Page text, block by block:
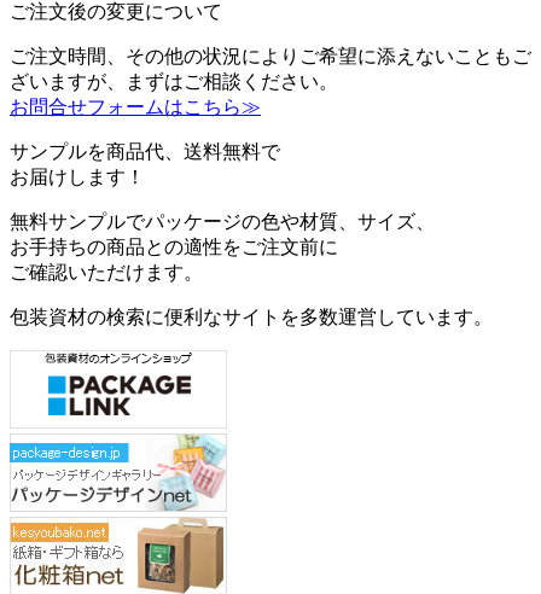
ご注文後の変更について
ご注文時間、その他の状況によりご希望に添えないこともご
ざいますが、まずはご相談ください。
お問合せフォームはこちら≫
サンプルを商品代、送料無料で
お届けします！
無料サンプルでパッケージの色や材質、サイズ、
お手持ちの商品との適性をご注文前に
ご確認いただけます。
包装資材の検索に便利なサイトを多数運営しています。